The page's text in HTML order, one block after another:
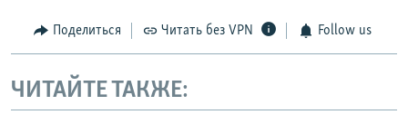
Поделиться Читать без VPN Follow us
ЧИТАЙТЕ ТАКЖЕ: